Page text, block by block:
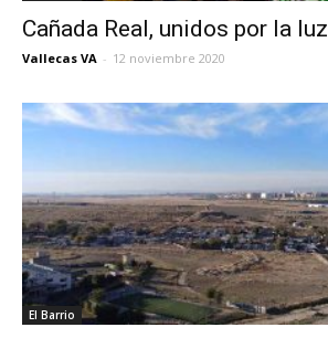
Cañada Real, unidos por la luz
Vallecas VA - 12 noviembre 2020
El Barrio